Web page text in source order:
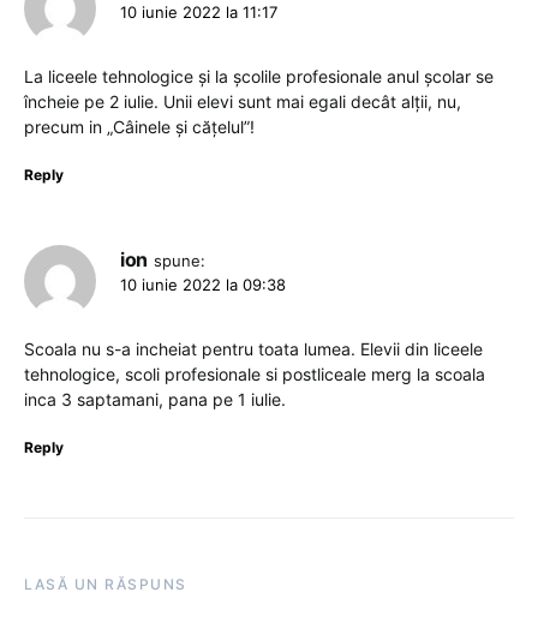
10 iunie 2022 la 11:17
La liceele tehnologice și la școlile profesionale anul școlar se
încheie pe 2 iulie. Unii elevi sunt mai egali decât alții, nu,
precum in „Câinele și cățelul”!
Reply
ion spune:
10 iunie 2022 la 09:38
Scoala nu s-a incheiat pentru toata lumea. Elevii din liceele
tehnologice, scoli profesionale si postliceale merg la scoala
inca 3 saptamani, pana pe 1 iulie.
Reply
LASĂ UN RĂSPUNS